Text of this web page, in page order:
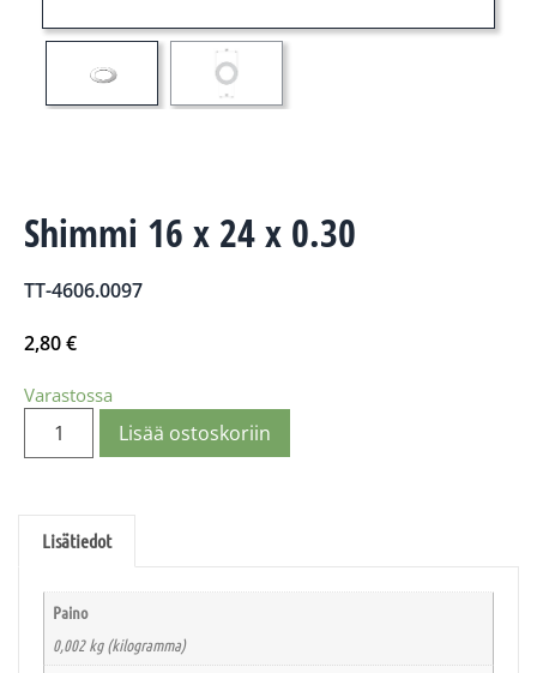
Shimmi 16 x 24 x 0.30
TT-4606.0097
2,80€
Varastossa
Lisää ostoskoriin
Lisätiedot
Paino
0,002 kg (kilogramma)